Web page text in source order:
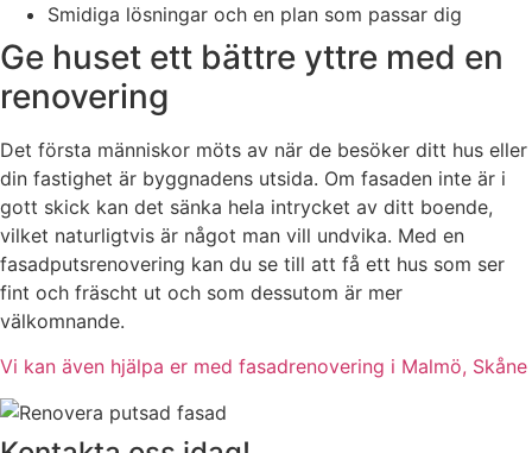
Smidiga lösningar och en plan som passar dig
Ge huset ett bättre yttre med en
renovering
Det första människor möts av när de besöker ditt hus eller
din fastighet är byggnadens utsida. Om fasaden inte är i
gott skick kan det sänka hela intrycket av ditt boende,
vilket naturligtvis är något man vill undvika. Med en
fasadputsrenovering kan du se till att få ett hus som ser
fint och fräscht ut och som dessutom är mer
välkomnande.
Vi kan även hjälpa er med fasadrenovering i Malmö, Skåne